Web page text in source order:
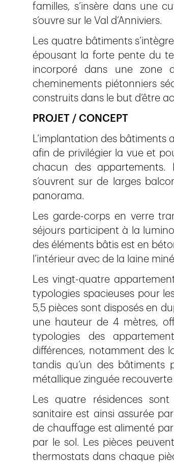
familles, s’insère dans une
s’ouvre sur le Val d’Anniviers.
Les quatre bâtiments
épousant la forte pente du
incorporé dans une zone
cheminements piétonniers
construits dans le but d’être
PROJET / CONCEPT
L’implantation des bâtiments
afin de privilégier la vue et
chacun des appartements.
s’ouvrent sur de larges
panorama.
Les garde-corps en verre
séjours participent à la
des éléments bâtis est en
l’intérieur avec de la laine
Les vingt-quatre
typologies spacieuses pour
5,5 pièces sont disposés en
une hauteur de 4 mètres,
typologies des
différences, notamment des
tandis qu’un des
métallique zinguée
Les quatre résidences
sanitaire est ainsi assurée
de chauffage est alimenté
par le sol. Les pièces
thermostats dans chaque